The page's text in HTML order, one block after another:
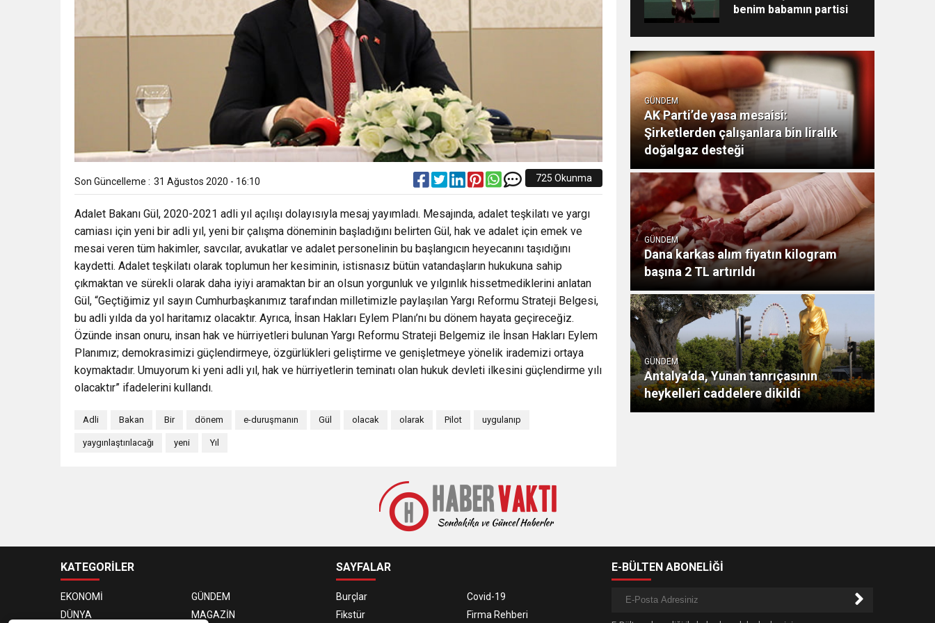
Son Güncelleme : 31 Ağustos 2020 - 16:10 725 Okunma
Adalet Bakanı Gül, 2020-2021 adli yıl açılışı dolayısıyla mesaj yayımladı. Mesajında, adalet teşkilatı ve yargı
camiası için yeni bir adli yıl, yeni bir çalışma döneminin başladığını belirten Gül, hak ve adalet için emek ve
mesai veren tüm hakimler, savcılar, avukatlar ve adalet personelinin bu başlangıcın heyecanını taşıdığını
kaydetti. Adalet teşkilatı olarak toplumun her kesiminin, istisnasız bütün vatandaşların hukukuna sahip
çıkmaktan ve sürekli olarak daha iyiyi aramaktan bir an olsun yorgunluk ve yılgınlık hissetmediklerini anlatan
Gül, “Geçtiğimiz yıl sayın Cumhurbaşkanımız tarafından milletimizle paylaşılan Yargı Reformu Strateji Belgesi,
bu adli yılda da yol haritamız olacaktır. Ayrıca, İnsan Hakları Eylem Planı’nı bu dönem hayata geçireceğiz.
Özünde insan onuru, insan hak ve hürriyetleri bulunan Yargı Reformu Strateji Belgemiz ile İnsan Hakları Eylem
Planımız; demokrasimizi güçlendirmeye, özgürlükleri geliştirme ve genişletmeye yönelik irademizi ortaya
koymaktadır. Umuyorum ki yeni adli yıl, hak ve hürriyetlerin teminatı olan hukuk devleti ilkesini güçlendirme yılı
olacaktır” ifadelerini kullandı.
Adli Bakan Bir dönem e-duruşmanın Gül olacak olarak Pilot uygulanıp
yaygınlaştırılacağı yeni Yıl
benim babamın partisi
GÜNDEM
AK Parti’de yasa mesaisi:
Şirketlerden çalışanlara bin liralık
doğalgaz desteği
GÜNDEM
Dana karkas alım fiyatın kilogram
başına 2 TL artırıldı
GÜNDEM
Antalya’da, Yunan tanrıçasının
heykelleri caddelere dikildi
KATEGORİLER
EKONOMİ
GÜNDEM
DÜNYA
MAGAZİN
SAYFALAR
Burçlar
Covid-19
Fikstür
Firma Rehberi
E-BÜLTEN ABONELİĞİ